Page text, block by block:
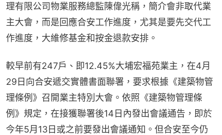
理有限公司物業服務總監陳偉光稱，簡介會非取代業
主大會，而是回應合安工作進度，尤其是要先交代工
作進度，大維修基金和按金退款安排。
較早前有247戶、即12.45%大埔宏福苑業主，在4月
29日向合安遞交實體書面聯署，要求根據《建築物管
理條例》召開業主特別大會。依照《建築物管理條
例》規定，在接獲聯署後14日內發出會議通告，即於
今年5月13日或之前要發出會議通知。但合安至今仍